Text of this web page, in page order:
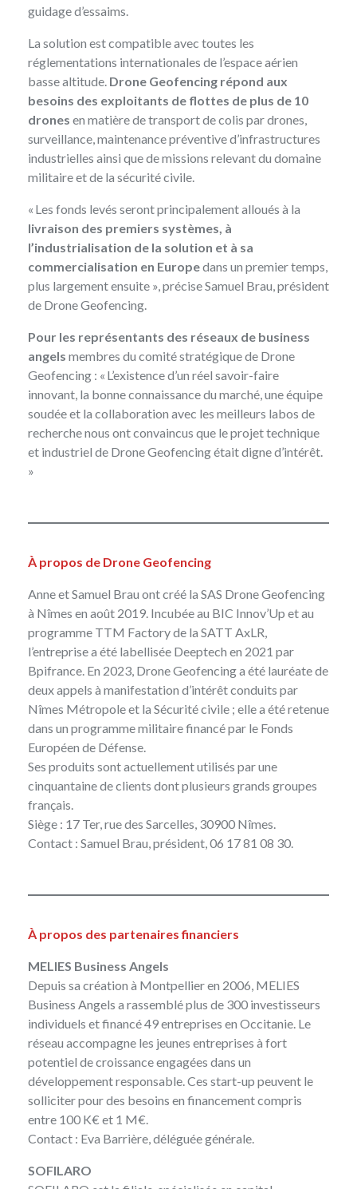
guidage d’essaims.
La solution est compatible avec toutes les
réglementations internationales de l’espace aérien
basse altitude. Drone Geofencing répond aux
besoins des exploitants de flottes de plus de 10
drones en matière de transport de colis par drones,
surveillance, maintenance préventive d’infrastructures
industrielles ainsi que de missions relevant du domaine
militaire et de la sécurité civile.
« Les fonds levés seront principalement alloués à la
livraison des premiers systèmes, à
l’industrialisation de la solution et à sa
commercialisation en Europedans un premier temps,
plus largement ensuite », précise Samuel Brau, président
de Drone Geofencing.
Pour les représentants des réseaux de business
angels membres du comité stratégique de Drone
Geofencing : « L’existence d’un réel savoir-faire
innovant, la bonne connaissance du marché, une équipe
soudée et la collaboration avec les meilleurs labos de
recherche nous ont convaincus que le projet technique
et industriel de Drone Geofencing était digne d’intérêt.
»
À propos de Drone Geofencing
Anne et Samuel Brau ont créé la SAS Drone Geofencing
à Nîmes en août 2019. Incubée au BIC Innov’Up et au
programme TTM Factory de la SATT AxLR,
l’entreprise a été labellisée Deeptech en 2021 par
Bpifrance. En 2023, Drone Geofencing a été lauréate de
deux appels à manifestation d’intérêt conduits par
Nîmes Métropole et la Sécurité civile ; elle a été retenue
dans un programme militaire financé par le Fonds
Européen de Défense.
Ses produits sont actuellement utilisés par une
cinquantaine de clients dont plusieurs grands groupes
français.
Siège : 17 Ter, rue des Sarcelles, 30900 Nîmes.
Contact : Samuel Brau , président, 06 17 81 08 30.
À propos des partenaires financiers
MELIES Business Angels
Depuis sa création à Montpellier en 2006, MELIES
Business Angels a rassemblé plus de 300 investisseurs
individuels et financé 49 entreprises en Occitanie. Le
réseau accompagne les jeunes entreprises à fort
potentiel de croissance engagées dans un
développement responsable. Ces start-up peuvent le
solliciter pour des besoins en financement compris
entre 100 K€ et 1 M€.
Contact : Eva Barrière , déléguée générale.
SOFILARO